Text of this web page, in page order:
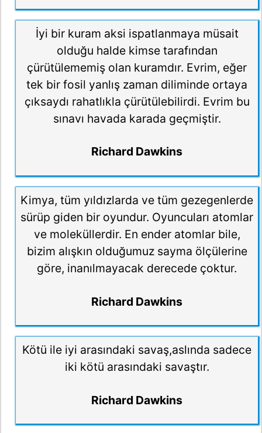
İyi bir kuram aksi ispatlanmaya müsait
olduğu halde kimse tarafından
çürütülememiş olan kuramdır. Evrim, eğer
tek bir fosil yanlış zaman diliminde ortaya
çıksaydı rahatlıkla çürütülebilirdi. Evrim bu
sınavı havada karada geçmiştir.
Richard Dawkins
Kimya, tüm yıldızlarda ve tüm gezegenlerde
sürüp giden bir oyundur. Oyuncuları atomlar
ve moleküllerdir. En ender atomlar bile,
bizim alışkın olduğumuz sayma ölçülerine
göre, inanılmayacak derecede çoktur.
Richard Dawkins
Kötü ile iyi arasındaki savaş,aslında sadece
iki kötü arasındaki savaştır.
Richard Dawkins